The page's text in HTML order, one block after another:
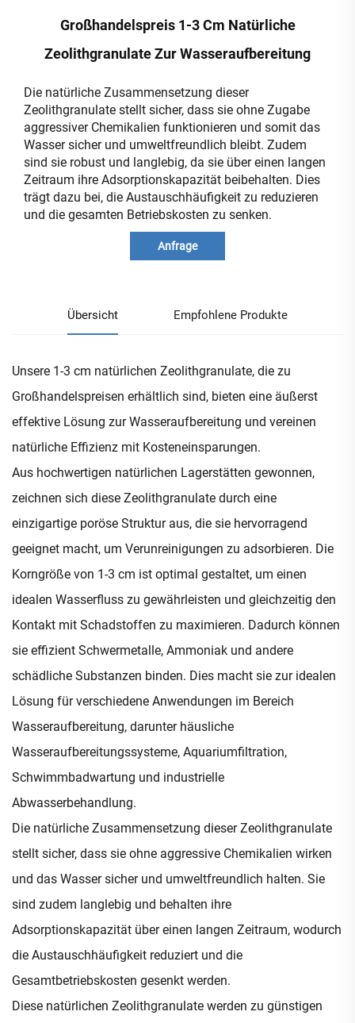
Großhandelspreis 1-3 Cm Natürliche
Zeolithgranulate Zur Wasseraufbereitung
Die natürliche Zusammensetzung dieser
Zeolithgranulate stellt sicher, dass sie ohne Zugabe
aggressiver Chemikalien funktionieren und somit das
Wasser sicher und umweltfreundlich bleibt. Zudem
sind sie robust und langlebig, da sie über einen langen
Zeitraum ihre Adsorptionskapazität beibehalten. Dies
trägt dazu bei, die Austauschhäufigkeit zu reduzieren
und die gesamten Betriebskosten zu senken.
Anfrage
Übersicht Empfohlene Produkte
Unsere 1-3 cm natürlichen Zeolithgranulate, die zu
Großhandelspreisen erhältlich sind, bieten eine äußerst
effektive Lösung zur Wasseraufbereitung und vereinen
natürliche Effizienz mit Kosteneinsparungen.
Aus hochwertigen natürlichen Lagerstätten gewonnen,
zeichnen sich diese Zeolithgranulate durch eine
einzigartige poröse Struktur aus, die sie hervorragend
geeignet macht, um Verunreinigungen zu adsorbieren. Die
Korngröße von 1-3 cm ist optimal gestaltet, um einen
idealen Wasserfluss zu gewährleisten und gleichzeitig den
Kontakt mit Schadstoffen zu maximieren. Dadurch können
sie effizient Schwermetalle, Ammoniak und andere
schädliche Substanzen binden. Dies macht sie zur idealen
Lösung für verschiedene Anwendungen im Bereich
Wasseraufbereitung, darunter häusliche
Wasseraufbereitungssysteme, Aquariumfiltration,
Schwimmbadwartung und industrielle
Abwasserbehandlung.
Die natürliche Zusammensetzung dieser Zeolithgranulate
stellt sicher, dass sie ohne aggressive Chemikalien wirken
und das Wasser sicher und umweltfreundlich halten. Sie
sind zudem langlebig und behalten ihre
Adsorptionskapazität über einen langen Zeitraum, wodurch
die Austauschhäufigkeit reduziert und die
Gesamtbetriebskosten gesenkt werden.
Diese natürlichen Zeolithgranulate werden zu günstigen